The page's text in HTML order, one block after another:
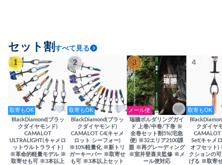
セット割 すべて見る
1
取寄もOK
BlackDiamond(ブラッ
クダイヤモンド)
CAMALOT
ULTRALIGHT(キャメロ
ットウルトラライト)
※革命的軽量モデル ※
取寄せも可 ※3本以上
2
取寄もOK
BlackDiamond(ブラッ
クダイヤモンド)
CAMALOT C4(キャメ
ロット シーフォー)
※10%軽量化 ※新トリ
ガーキーパー ※取寄せ
も可 ※3本以上セット
3
メール便
瑞牆ボルダリングガイ
ド 上巻/中巻/下巻 ※
全巻セット割5%(宅急
便) ※32エリア2100課
題 ※再グレーディング
※室井登喜夫監修 ※メ
ール便対応
4
取寄もOK
クダイヤ
Set(キャメ
オフセット)
クションの
げる ※取寄